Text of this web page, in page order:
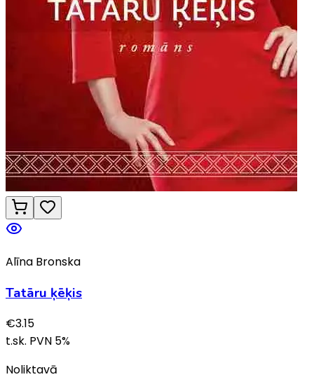
Alīna Bronska
Tatāru ķēķis
€3.15
t.sk. PVN 5%
Noliktavā